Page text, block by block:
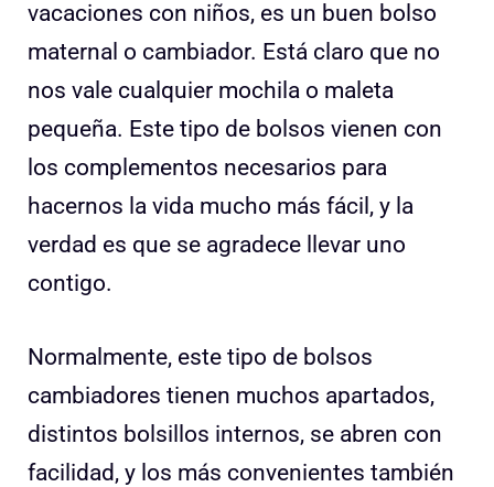
vacaciones con niños, es un buen bolso
maternal o cambiador. Está claro que no
nos vale cualquier mochila o maleta
pequeña. Este tipo de bolsos vienen con
los complementos necesarios para
hacernos la vida mucho más fácil, y la
verdad es que se agradece llevar uno
contigo.
Normalmente, este tipo de bolsos
cambiadores tienen muchos apartados,
distintos bolsillos internos, se abren con
facilidad, y los más convenientes también